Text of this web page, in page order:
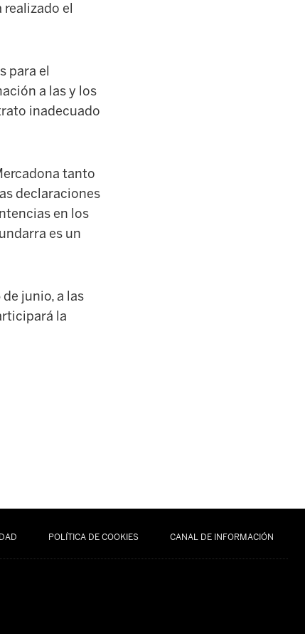
el
para el
a las y los
inadecuado
tanto
declaraciones
en los
es un
junio, a las
la
POLÍTICA DE COOKIES CANAL DE INFORMACIÓN